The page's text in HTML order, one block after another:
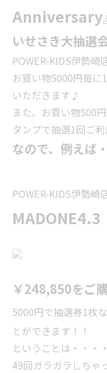
Anniversary
いせさき大抽選
POWER-KIDS伊勢
お買い物5000円毎に
いただきます♪
また、お買い物500
タンプで抽選1回ご
なので、例えば
POWER-KIDS伊勢崎
MADONE4.3
￥248,850をご
5000円で抽選券1枚な
とができます！！
ということは・・・
49回ガラガラしちゃ